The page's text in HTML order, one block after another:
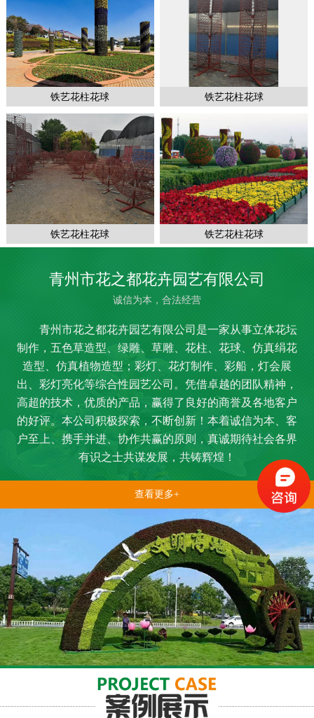
1
铁艺花柱花球 铁艺花柱花球
铁艺花柱花球 铁艺花柱花球
青州市花之都花卉园艺有限公司
诚信为本，合法经营
青州市花之都花卉园艺有限公司是一家从事立体花坛
制作，五色草造型、绿雕、草雕、花柱、花球、仿真绢花
造型、仿真植物造型；彩灯、花灯制作、彩船，灯会展
出、彩灯亮化等综合性园艺公司。凭借卓越的团队精神，
高超的技术，优质的产品，赢得了良好的商誉及各地客户
的好评。本公司积极探索，不断创新！本着诚信为本、客
户至上、携手并进、协作共赢的原则，真诚期待社会各界
有识之士共谋发展，共铸辉煌！
查看更多+